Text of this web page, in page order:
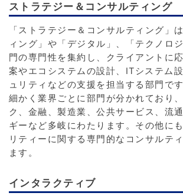
ストラテジー＆コンサルティング
「ストラテジー＆コンサルティング」
ィング」や「デジタル」、「テクノロ
門の専門性を集約し、クライアントに
案やエコシステムの設計、ITシステム
ュリティなどの支援を担当する部門で
細かく業界ごとに部門が分かれており
ク、金融、製造業、公共サービス、流
ギーなど多岐にわたります。その他に
リティーに関する専門的なコンサルテ
ます。
インタラクティブ